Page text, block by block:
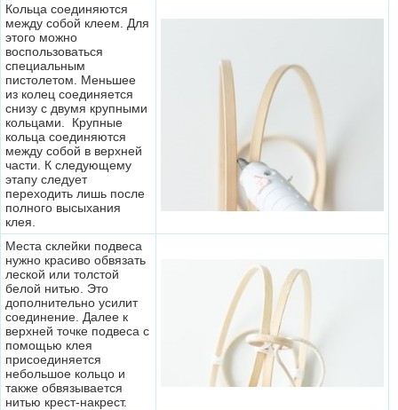
Кольца соединяются
между собой клеем. Для
этого можно
воспользоваться
специальным
пистолетом. Меньшее
из колец соединяется
снизу с двумя крупными
кольцами. Крупные
кольца соединяются
между собой в верхней
части. К следующему
этапу следует
переходить лишь после
полного высыхания
клея.
Места склейки подвеса
нужно красиво обвязать
леской или толстой
белой нитью. Это
дополнительно усилит
соединение. Далее к
верхней точке подвеса с
помощью клея
присоединяется
небольшое кольцо и
также обвязывается
нитью крест-накрест.